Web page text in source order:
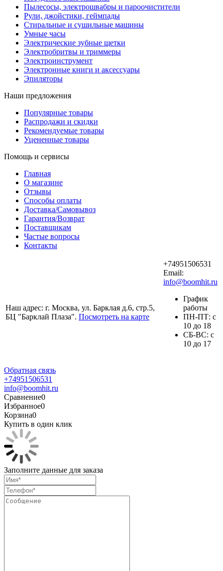
Пылесосы, электрошвабры и пароочистители
Рули, джойстики, геймпады
Стиральные и сушильные машины
Умные часы
Электрические зубные щетки
Электробритвы и триммеры
Электроинструмент
Электронные книги и аксессуары
Эпиляторы
Наши предложения
Популярные товары
Распродажи и скидки
Рекомендуемые товары
Уцененные товары
Помощь и сервисы
Главная
О магазине
Отзывы
Способы оплаты
Доставка/Самовывоз
Гарантия/Возврат
Поставщикам
Частые вопросы
Контакты
Наш адрес: г. Москва, ул. Барклая д.6, стр.5,
БЦ "Барклай Плаза". Посмотреть на карте
+74951506531
Email:
info@boomhit.ru
График
работы
ПH-ПТ: с
10 до 18
СБ-ВС: с
10 до 17
Обратная связь
+74951506531
info@boomhit.ru
Сравнение0
Избранное0
Корзина0
Купить в один клик
Заполните данные для заказа